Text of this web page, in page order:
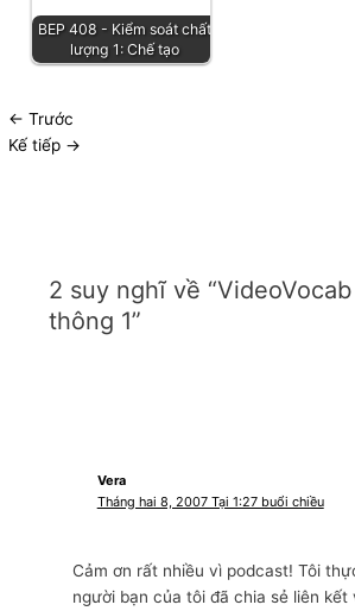
BEP 408 - Kiểm soát chất
lượng 1: Chế tạo
← Trước
Kế tiếp →
2 suy nghĩ về
thông 1”
Vera
Tháng hai 8, 2007 Tại 1:27 buổi chiều
Cảm ơn rất nhiều vì podcast! Tôi
người bạn của tôi đã chia sẻ liên